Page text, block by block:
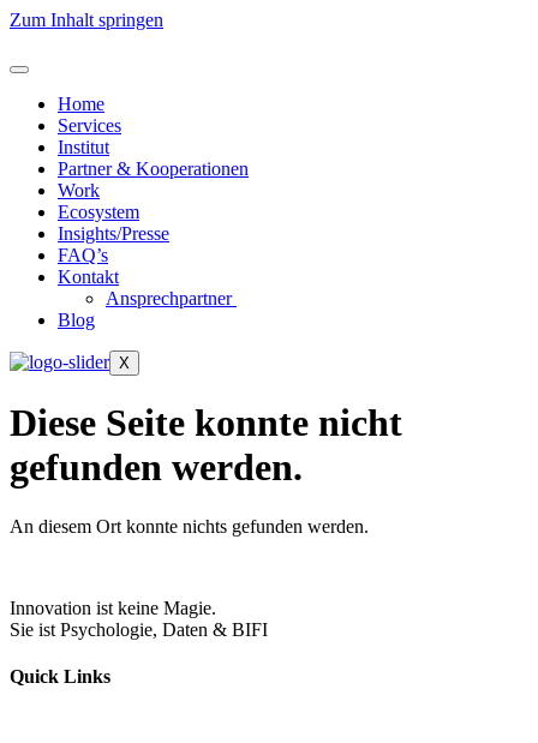
Zum Inhalt springen
Home
Services
Institut
Partner & Kooperationen
Work
Ecosystem
Insights/Presse
FAQ’s
Kontakt
Ansprechpartner
Blog
X
Diese Seite konnte nicht
gefunden werden.
An diesem Ort konnte nichts gefunden werden.
Innovation ist keine Magie.
Sie ist Psychologie, Daten & BIFI
Quick Links